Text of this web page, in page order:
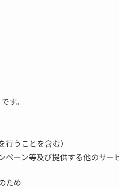
す。
うことを含む）
ーン等及び提供する他のサー
ため